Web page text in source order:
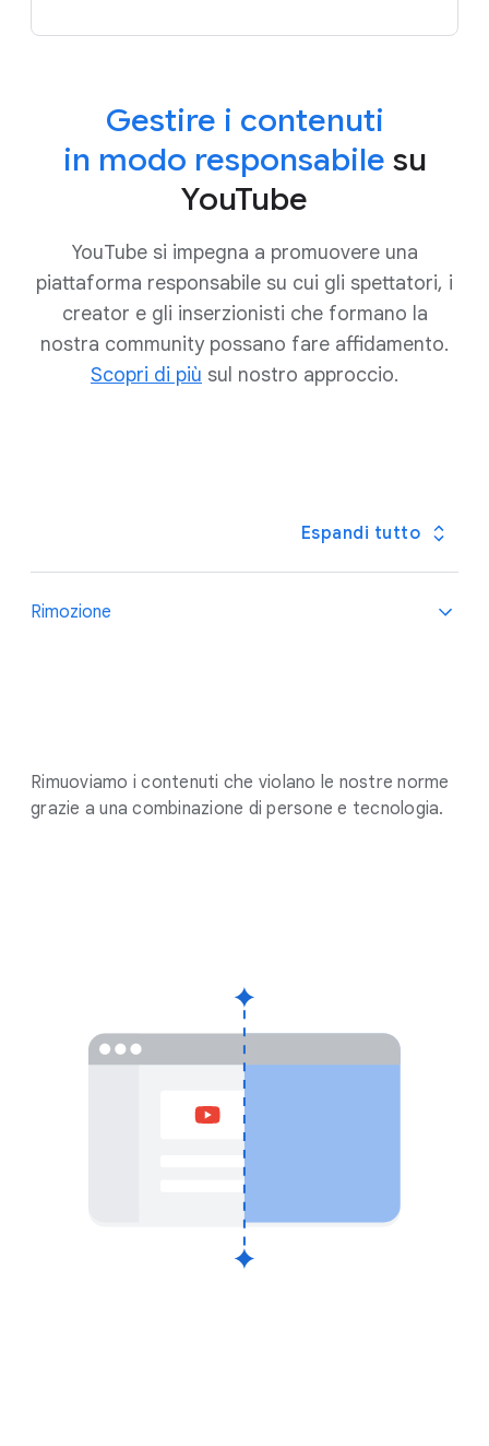
Gestire i contenuti
in modo responsabile su
YouTube
YouTube si impegna a promuovere una
piattaforma responsabile su cui gli spettatori, i
creator e gli inserzionisti che formano la
nostra community possano fare affidamento.
Scopri di più sul nostro approccio.
Espandi tutto
Rimozione
Rimuoviamo i contenuti che violano le nostre norme
grazie a una combinazione di persone e tecnologia.